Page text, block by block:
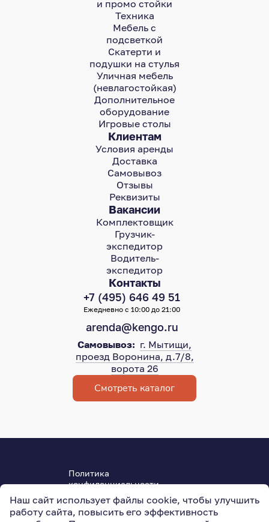
Наш сайт использует файлы cookie, чтобы улучшить
работу сайта, повысить его эффективность
Контакты
+7 (495) 646 49 51
Ежедневно с 10:00 до 21:00
arenda@kengo.ru
Самовывоз: г. Мытищи,
проезд Воронина, д.7/8,
ворота 26
Смотреть каталог
Клиентам
Условия аренды
Доставка
Самовывоз
Отзывы
Реквизиты
Вакансии
Комплектовщик
Грузчик-
экспедитор
Водитель-
экспедитор
и промо стойки
Техника
Мебель с
подсветкой
Скатерти и
подушки на стулья
Уличная мебель
(невлагостойкая)
Дополнительное
оборудование
Игровые столы
Политика
конфиденциальности
Пользовательское соглашение
ОГРН 315501800004950
127015,Москва,Новодмитровская ул., 5АС3